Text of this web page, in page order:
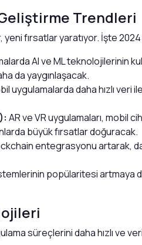
Trendleri
fırsatlar yaratıyor. İşte
AI ve ML teknolojilerinin
da yaygınlaşacak.
uygulamalarda daha hızlı
AR ve VR uygulamaları, mobil
büyük fırsatlar doğuracak.
entegrasyonu artarak,
popülaritesi artmaya
süreçlerini daha hızlı ve